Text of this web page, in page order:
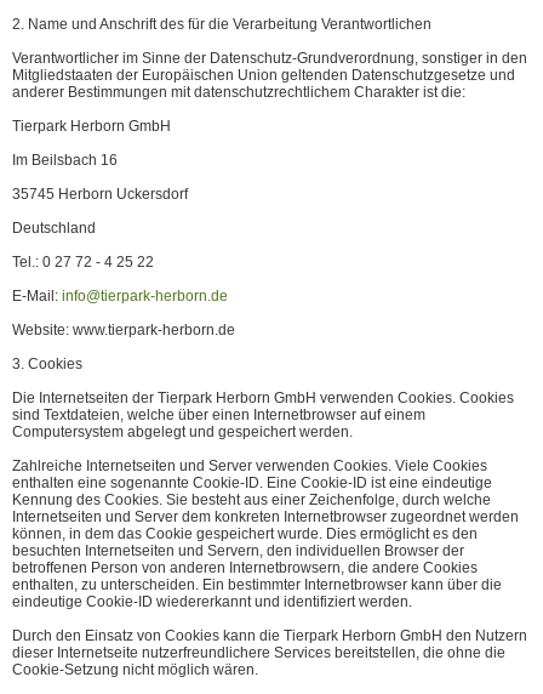
2. Name und Anschrift des für die Verarbeitung Verantwortlichen
Verantwortlicher im Sinne der Datenschutz-Grundverordnung, sonstiger in den
Mitgliedstaaten der Europäischen Union geltenden Datenschutzgesetze und
anderer Bestimmungen mit datenschutzrechtlichem Charakter ist die:
Tierpark Herborn GmbH
Im Beilsbach 16
35745 Herborn Uckersdorf
Deutschland
Tel.: 0 27 72 - 4 25 22
E-Mail: info@tierpark-herborn.de
Website: www.tierpark-herborn.de
3. Cookies
Die Internetseiten der Tierpark Herborn GmbH verwenden Cookies. Cookies
sind Textdateien, welche über einen Internetbrowser auf einem
Computersystem abgelegt und gespeichert werden.
Zahlreiche Internetseiten und Server verwenden Cookies. Viele Cookies
enthalten eine sogenannte Cookie-ID. Eine Cookie-ID ist eine eindeutige
Kennung des Cookies. Sie besteht aus einer Zeichenfolge, durch welche
Internetseiten und Server dem konkreten Internetbrowser zugeordnet werden
können, in dem das Cookie gespeichert wurde. Dies ermöglicht es den
besuchten Internetseiten und Servern, den individuellen Browser der
betroffenen Person von anderen Internetbrowsern, die andere Cookies
enthalten, zu unterscheiden. Ein bestimmter Internetbrowser kann über die
eindeutige Cookie-ID wiedererkannt und identifiziert werden.
Durch den Einsatz von Cookies kann die Tierpark Herborn GmbH den Nutzern
dieser Internetseite nutzerfreundlichere Services bereitstellen, die ohne die
Cookie-Setzung nicht möglich wären.